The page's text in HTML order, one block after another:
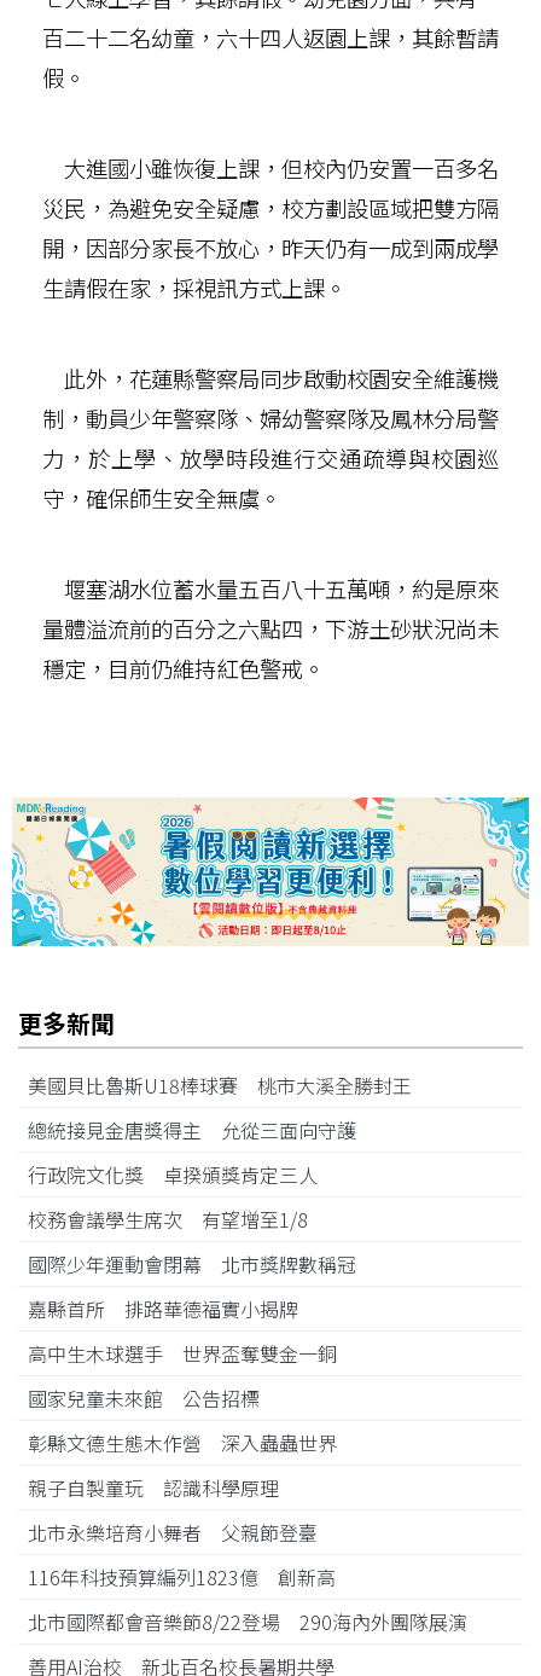
百二十二名幼童，六十四人返園上課，其餘暫請
假。
大進國小雖恢復上課，但校內仍安置一百多名
災民，為避免安全疑慮，校方劃設區域把雙方隔
開，因部分家長不放心，昨天仍有一成到兩成學
生請假在家，採視訊方式上課。
此外，花蓮縣警察局同步啟動校園安全維護機
制，動員少年警察隊、婦幼警察隊及鳳林分局警
力，於上學、放學時段進行交通疏導與校園巡
守，確保師生安全無虞。
堰塞湖水位蓄水量五百八十五萬噸，約是原來
量體溢流前的百分之六點四，下游土砂狀況尚未
穩定，目前仍維持紅色警戒。
更多新聞
美國貝比魯斯U18棒球賽 桃市大溪全勝封王
總統接見金唐獎得主 允從三面向守護
行政院文化獎 卓揆頒獎肯定三人
校務會議學生席次 有望增至1/8
國際少年運動會閉幕 北市獎牌數稱冠
嘉縣首所 排路華德福實小揭牌
高中生木球選手 世界盃奪雙金一銅
國家兒童未來館 公告招標
彰縣文德生態木作營 深入蟲蟲世界
親子自製童玩 認識科學原理
北市永樂培育小舞者 父親節登臺
116年科技預算編列1823億 創新高
北市國際都會音樂節8/22登場 290海內外團隊展演
善用AI治校 新北百名校長暑期共學